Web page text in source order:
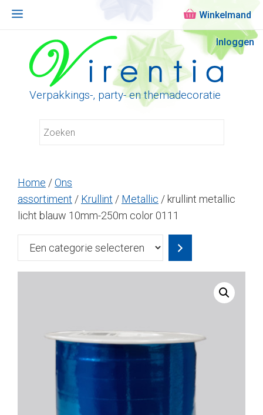
Inloggen
Verpakkings-, party- en themadecoratie
Menu
Home /Ons
assortiment / Krullint / Metallic / krullint metallic
licht blauw 10mm-250m color 0111
Een
categorie
selecteren